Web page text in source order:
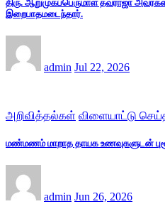
திரு. ஆறுமுகப்பெருமாள் தவராஜா
இறைபாதமடைந்தார்.
admin Jul 22, 2026
அறிவித்தல்கள் விளையாட்டு
மண்மணம் மாறாத தாயக உணவுகளுடன்
admin Jun 26, 2026